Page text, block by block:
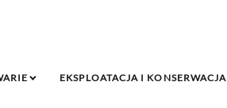
EKSPLOATACJA I KONSERWACJA